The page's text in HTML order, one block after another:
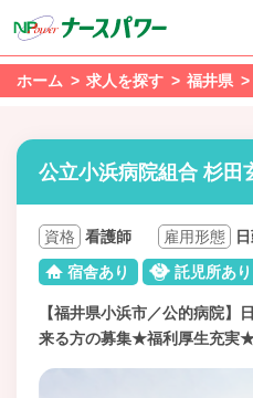
ホーム 求人を探す 福井県
公立小浜病院組合 杉田
資格 看護師 雇用形態
宿舎あり
託児所あり
【福井県小浜市／公的病院
来る方の募集★福利厚生充実